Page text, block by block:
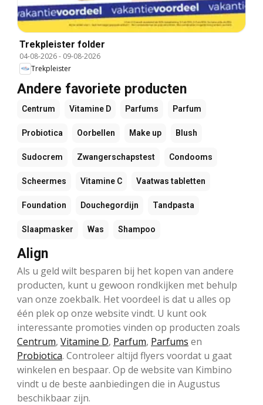
Trekpleister folder
04-08-2026- 09-08-2026
Trekpleister
Andere favoriete producten
Centrum Vitamine D Parfums Parfum
Probiotica Oorbellen Make up Blush
Sudocrem Zwangerschapstest Condooms
Scheermes Vitamine C Vaatwas tabletten
Foundation Douchegordijn Tandpasta
Slaapmasker Was Shampoo
Align
Als u geld wilt besparen bij het kopen van andere
producten, kunt u gewoon rondkijken met behulp
van onze zoekbalk. Het voordeel is dat u alles op
één plek op onze website vindt. U kunt ook
interessante promoties vinden op producten zoals
Centrum, Vitamine D, Parfum, Parfums en
Probiotica. Controleer altijd flyers voordat u gaat
winkelen en bespaar. Op de website van Kimbino
vindt u de beste aanbiedingen die in Augustus
beschikbaar zijn.